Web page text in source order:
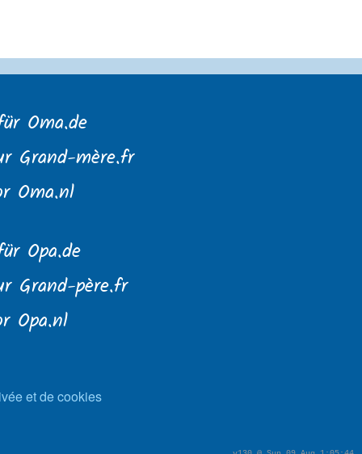
Oma.de
Grand-mère.fr
Oma.nl
Opa.de
Grand-père.fr
Opa.nl
et de cookies